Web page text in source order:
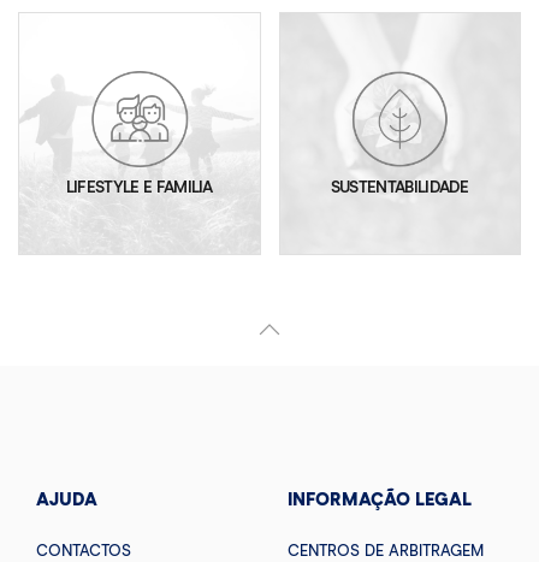
LIFESTYLE E FAMILIA SUSTENTABILIDADE
AJUDA
CONTACTOS
INFORMAÇÃO LEGAL
CENTROS DE ARBITRAGEM